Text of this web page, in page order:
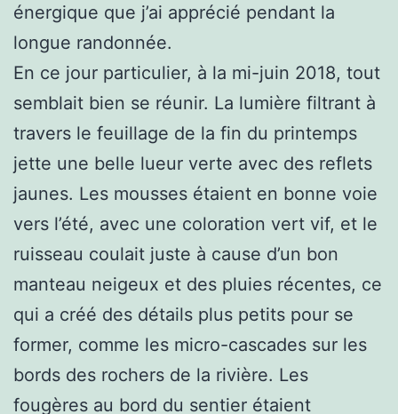
énergique que j’ai apprécié pendant la
longue randonnée.
En ce jour particulier, à la mi-juin 2018, tout
semblait bien se réunir. La lumière filtrant à
travers le feuillage de la fin du printemps
jette une belle lueur verte avec des reflets
jaunes. Les mousses étaient en bonne voie
vers l’été, avec une coloration vert vif, et le
ruisseau coulait juste à cause d’un bon
manteau neigeux et des pluies récentes, ce
qui a créé des détails plus petits pour se
former, comme les micro-cascades sur les
bords des rochers de la rivière. Les
fougères au bord du sentier étaient